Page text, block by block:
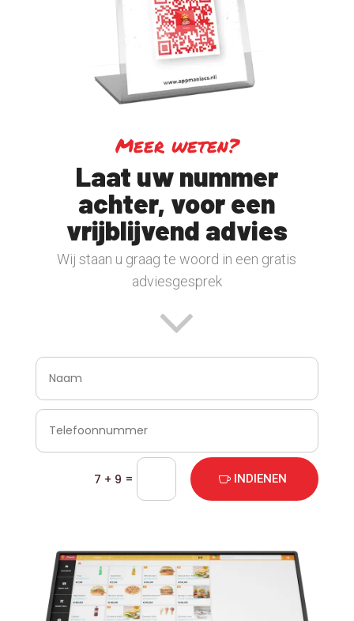
Meer weten?
Laat uw nummer
achter, voor een
vrijblijvend advies
Wij staan u graag te woord in een gratis
adviesgesprek
7 + 9 = INDIENEN